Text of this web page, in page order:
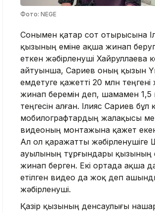
Фото: NEGE
Сонымен қатар сот отырысына
қызының еміне ақша жинап
еткен жәбірленуші Хайруллаева
айтуынша, Сариев оның қызын
емдетуге қажетті 20 млн теңгені
жинап беремін деп, шамамен 1,5
теңгесін алған. Ілияс Сариев
мобилографтардың жалақысы
видеоның монтажына қажет
Ал ол қаражатты жәбірленушіге
ауылының тұрғындары қызының
жинап берген. Екі ортада ақша
етілген видео да жоқ деп
жәбірленуші.
Қазір қызының денсаулығы